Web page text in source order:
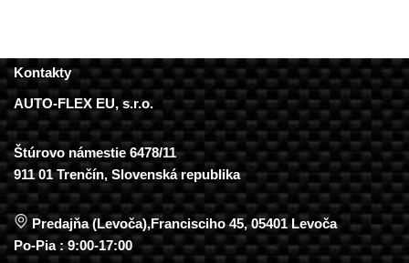
Kontakty
AUTO-FLEX EU, s.r.o.
Štúrovo námestie 6478/11
911 01 Trenčín, Slovenská republika
Predajňa (Levoča),Francisciho 45, 05401 Levoča
Po-Pia : 9:00-17:00